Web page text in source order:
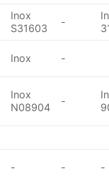
Inox
S31603
-
Inox -
Inox
N08904
-
- - -